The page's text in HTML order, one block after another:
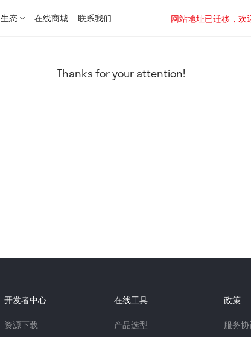
生态 在线商城 联系我们
网站地址已迁移，
Thanks for your attention!
开发者中心
资源下载
在线工具
产品选型
政策
服务